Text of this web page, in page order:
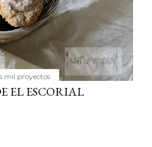
mil proyectos
EL ESCORIAL